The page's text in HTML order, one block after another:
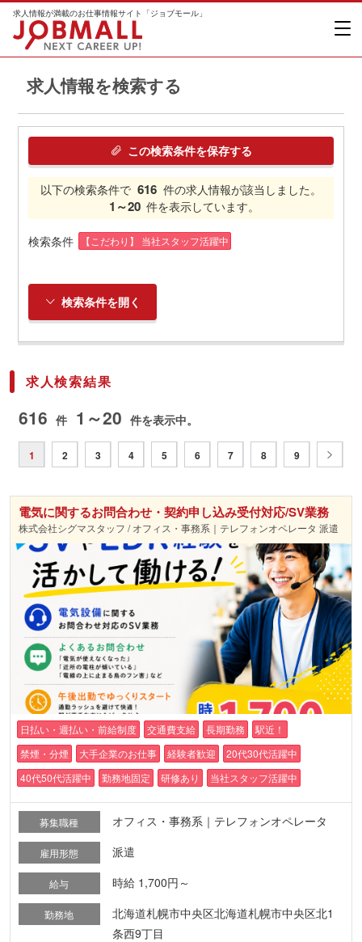
求人情報が満載のお仕事情報サイト「ジョブモール」
求人情報を検索する
この検索条件を保存する
以下の検索条件で 616 件の求人情報が該当しました。
1～20 件を表示しています。
検索条件 【こだわり】 当社スタッフ活躍中
検索条件を開く
求人検索結果
616 件 1～20 件を表示中。
1 2 3 4 5 6 7 8 9
電気に関するお問合わせ・契約申し込み受付対応/SV業務
株式会社シグマスタッフ / オフィス・事務系｜テレフォンオペレータ 派遣
日払い・週払い・前給制度 交通費支給 長期勤務
駅近！
禁煙・分煙
大手企業のお仕事 経験者歓迎
20代30代活躍中
40代50代活躍中
勤務地固定 研修あり 当社スタッフ活躍中
募集職種 オフィス・事務系｜テレフォンオペレータ
雇用形態 派遣
給与 時給 1,700円～
勤務地
北海道札幌市中央区北海道札幌市中央区北1
条西9丁目